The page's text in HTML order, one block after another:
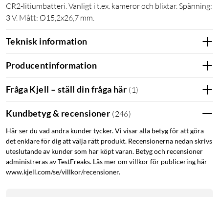
CR2-litiumbatteri. Vanligt i t.ex. kameror och blixtar. Spänning:
3 V. Mått: Ø15,2x26,7 mm.
Teknisk information
Producentinformation
Fråga Kjell – ställ din fråga här ( 1)
Kundbetyg & recensioner (246)
Här ser du vad andra kunder tycker. Vi visar alla betyg för att göra
det enklare för dig att välja rätt produkt. Recensionerna nedan skrivs
uteslutande av kunder som har köpt varan. Betyg och recensioner
administreras av TestFreaks. Läs mer om villkor för publicering här
www.kjell.com/se/villkor/recensioner.